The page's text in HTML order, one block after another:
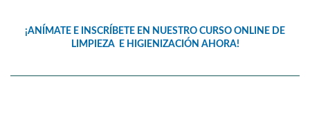
¡ANÍMATE E INSCRÍBETE EN NUESTRO CURSO ONLINE DE
LIMPIEZA E HIGIENIZACIÓN AHORA!